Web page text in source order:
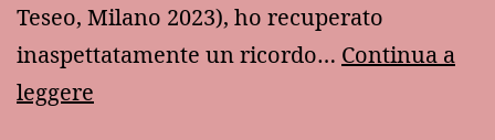
Teseo, Milano 2023), ho recuperato
inaspettatamente un ricordo… Continua a
leggere